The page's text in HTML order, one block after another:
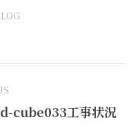
cube033工事状況